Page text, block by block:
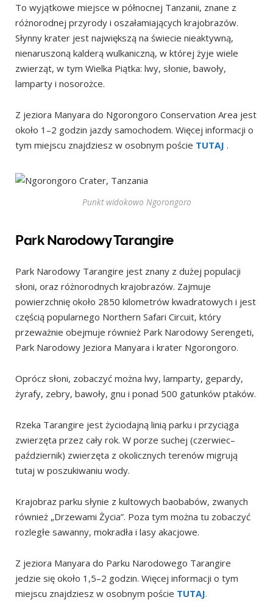
To wyjątkowe miejsce w północnej Tanzanii, znane z
różnorodnej przyrody i oszałamiających krajobrazów.
Słynny krater jest największą na świecie nieaktywną,
nienaruszoną kalderą wulkaniczną, w której żyje wiele
zwierząt, w tym Wielka Piątka: lwy, słonie, bawoły,
lamparty i nosorożce.
Z jeziora Manyara do Ngorongoro Conservation Area jest
około 1–2 godzin jazdy samochodem. Więcej informacji o
tym miejscu znajdziesz w osobnym poście TUTAJ .
Punkt widokowo Ngorongoro
Park Narodowy Tarangire
Park Narodowy Tarangire jest znany z dużej populacji
słoni, oraz różnorodnych krajobrazów. Zajmuje
powierzchnię około 2850 kilometrów kwadratowych i jest
częścią popularnego Northern Safari Circuit, który
przeważnie obejmuje również Park Narodowy Serengeti,
Park Narodowy Jeziora Manyara i krater Ngorongoro.
Oprócz słoni, zobaczyć można lwy, lamparty, gepardy,
żyrafy, zebry, bawoły, gnu i ponad 500 gatunków ptaków.
Rzeka Tarangire jest życiodajną linią parku i przyciąga
zwierzęta przez cały rok. W porze suchej (czerwiec–
październik) zwierzęta z okolicznych terenów migrują
tutaj w poszukiwaniu wody.
Krajobraz parku słynie z kultowych baobabów, zwanych
również „Drzewami Życia”. Poza tym można tu zobaczyć
rozległe sawanny, mokradła i lasy akacjowe.
Z jeziora Manyara do Parku Narodowego Tarangire
jedzie się około 1,5–2 godzin. Więcej informacji o tym
miejscu znajdziesz w osobnym poście TUTAJ.